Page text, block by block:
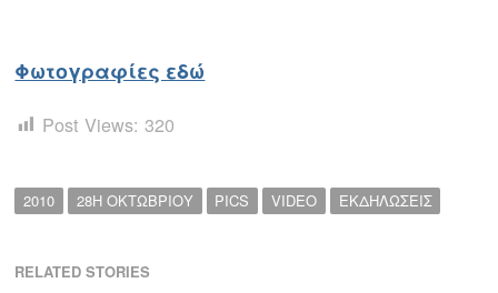
Φωτογραφίες εδώ
Post Views: 320
2010 28Η ΟΚΤΩΒΡΙΟΥ PICS VIDEO ΕΚΔΗΛΩΣΕΙΣ
RELATED STORIES